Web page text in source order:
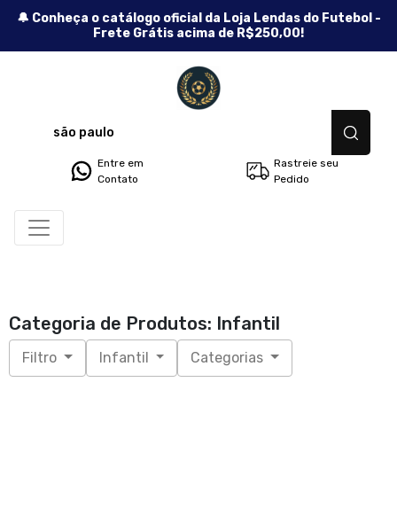
🔔 Conheça o catálogo oficial da Loja Lendas do Futebol -
Frete Grátis acima de R$250,00!
Entre em
Contato
Rastreie seu
Pedido
Categoria de Produtos: Infantil
Filtro Infantil Categorias